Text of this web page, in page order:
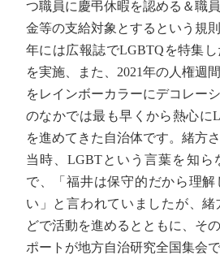
つ職員に慶弔休暇を認める＆職
金等の支給対象とするという規
年には広報誌でLGBTQを特集
を実施、また、2021年の人権週
をレインボーカラーにデコレー
のなかでは最も早くから熱心に
を進めてきた自治体です。緒方
当時、LGBTという言葉を知ら
で、「福井は保守的だから理
い」と言われていましたが、緒
どで活動を進めるとともに、そ
ポートが地方自治研究全国集会